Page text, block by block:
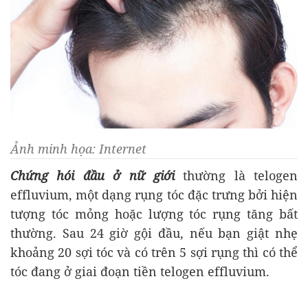
Ảnh minh họa: Internet
Chứng hói đầu ở nữ giớithường là telogen
effluvium, một dạng rụng tóc đặc trưng bởi hiện
tượng tóc mỏng hoặc lượng tóc rụng tăng bất
thường. Sau 24 giờ gội đầu, nếu bạn giật nhẹ
khoảng 20 sợi tóc và có trên 5 sợi rụng thì có thể
tóc đang ở giai đoạn tiền telogen effluvium.